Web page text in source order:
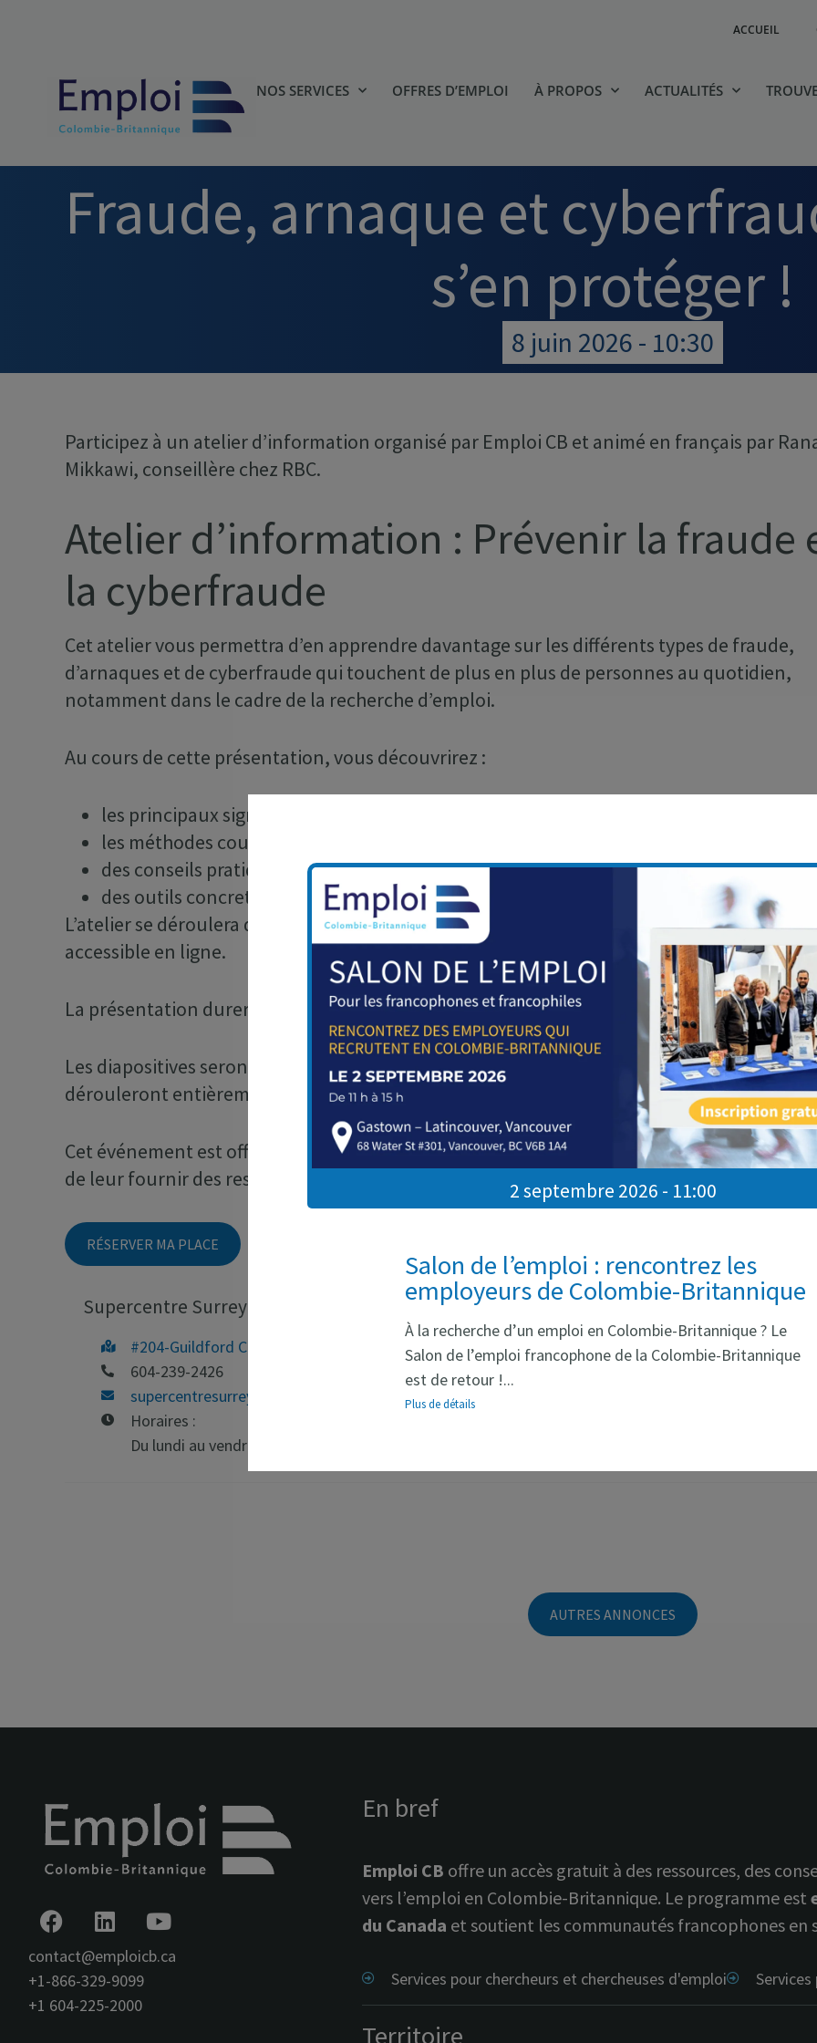
ACCUEIL
NOS SERVICES OFFRES D’EMPLOI À PROPOS ACTUALITÉS
Fraude, arnaque et
s’en protéger !
8 juin 2026 - 10:30
Participez à un atelier d’information organisé par Emploi CB et animé en français par
Mikkawi, conseillère chez RBC.
Atelier d’information : Prévenir la fraude
la cyberfraude
Cet atelier vous permettra d’en apprendre davantage sur les différents types de fraude,
d’arnaques et de cyberfraude qui touchent de plus en plus de personnes au quotidien,
notamment dans le cadre de la recherche d’emploi.
Au cours de cette présentation, vous découvrirez :
les principaux signes d’alerte à surveiller ;
les méthodes couramment utilisées par les fraudeurs ;
des conseils pratiques pour protéger vos informations personnelles et financières ;
des outils concrets pour renforcer votre sécurité numérique et financière.
L’atelier se déroulera dans les locaux de notre Supercentre de Surrey et sera également
accessible en ligne.
La présentation durera environ une heure, suivie d’une période de questions jusqu’à
Les diapositives seront présentées en anglais, mais l’atelier ainsi que les échanges se
dérouleront entièrement en français.
Cet événement est offert dans un cadre communautaire afin de sensibiliser les
de leur fournir des ressources utiles pour mieux prévenir les risques liés à la fraude.
RÉSERVER MA PLACE
Supercentre Surrey
#204-Guildford Centre - 10183 152A St, Surrey, BC V3R 4H6
604-239-2426
supercentresurrey@emploicb.ca
Horaires :
Du lundi au vendredi de 9h30 à 16h30.
AUTRES ANNONCES
contact@emploicb.ca
+1-866-329-9099
+1 604-225-2000
En bref
Emploi CB offre un accès gratuit à des ressources, des
vers l’emploi en Colombie-Britannique. Le programme est
du Canada et soutient les communautés francophones en
Services pour chercheurs et chercheuses d'emploi
Territoire
2 septembre 2026 - 11:00
Salon de l’emploi : rencontrez les
employeurs de Colombie-Britannique
À la recherche d’un emploi en Colombie-Britannique ? Le
Salon de l’emploi francophone de la Colombie-Britannique
est de retour !...
Plus de détails